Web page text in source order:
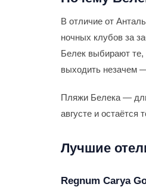
В отличие от
ночных клубов за
Белек выбирают те,
выходить незачем
Пляжи Белека —
августе и
Лучшие
Regnum Carya